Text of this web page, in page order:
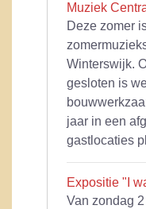
Muziek
Deze zomer
Winterswijk.
gesloten is
jaar in een
gastlocaties
Expositie "I
Van zondag